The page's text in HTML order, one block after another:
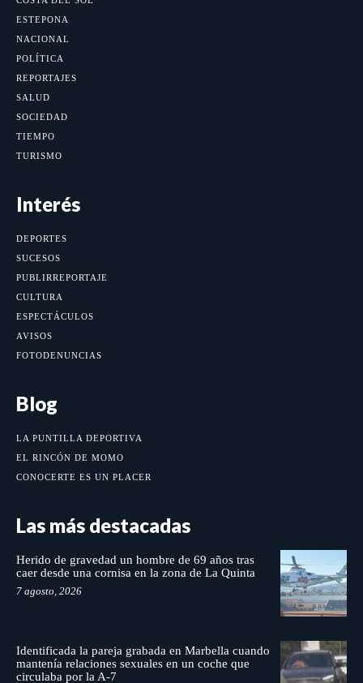
ESTEPONA
NACIONAL
POLÍTICA
REPORTAJES
SALUD
SOCIEDAD
TIEMPO
TURISMO
Interés
DEPORTES
SUCESOS
PUBLIRREPORTAJE
CULTURA
ESPECTÁCULOS
AVISOS
FOTODENUNCIAS
Blog
LA PUNTILLA DEPORTIVA
EL RINCÓN DE MOMO
CONOCERTE ES UN PLACER
Las más destacadas
Herido de gravedad un hombre de 69 años tras
caer desde una cornisa en la zona de La Quinta
7 agosto, 2026
Identificada la pareja grabada en Marbella cuando
mantenía relaciones sexuales en un coche que
circulaba por la A-7